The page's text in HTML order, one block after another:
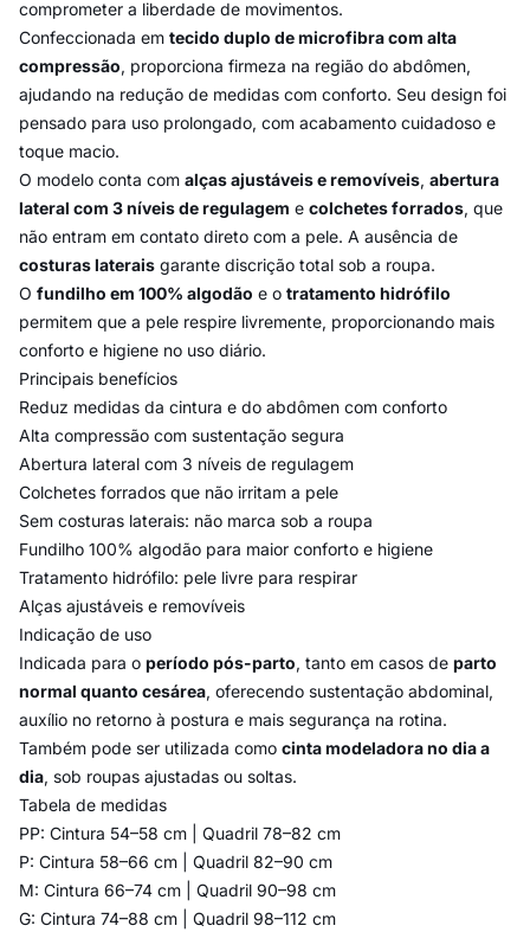
comprometer a liberdade de movimentos.
Confeccionada em tecido duplo de microfibra com alta
compressão, proporciona firmeza na região do abdômen,
ajudando na redução de medidas com conforto. Seu design foi
pensado para uso prolongado, com acabamento cuidadoso e
toque macio.
O modelo conta com alças ajustáveis e removíveis, abertura
lateral com 3 níveis de regulagem e colchetes forrados, que
não entram em contato direto com a pele. A ausência de
costuras laterais garante discrição total sob a roupa.
O fundilho em 100% algodão e o tratamento hidrófilo
permitem que a pele respire livremente, proporcionando mais
conforto e higiene no uso diário.
Principais benefícios
Reduz medidas da cintura e do abdômen com conforto
Alta compressão com sustentação segura
Abertura lateral com 3 níveis de regulagem
Colchetes forrados que não irritam a pele
Sem costuras laterais: não marca sob a roupa
Fundilho 100% algodão para maior conforto e higiene
Tratamento hidrófilo: pele livre para respirar
Alças ajustáveis e removíveis
Indicação de uso
Indicada para o período pós-parto, tanto em casos de parto
normal quanto cesárea, oferecendo sustentação abdominal,
auxílio no retorno à postura e mais segurança na rotina.
Também pode ser utilizada como cinta modeladora no dia a
dia, sob roupas ajustadas ou soltas.
Tabela de medidas
PP: Cintura 54–58 cm | Quadril 78–82 cm
P: Cintura 58–66 cm | Quadril 82–90 cm
M: Cintura 66–74 cm | Quadril 90–98 cm
G: Cintura 74–88 cm | Quadril 98–112 cm